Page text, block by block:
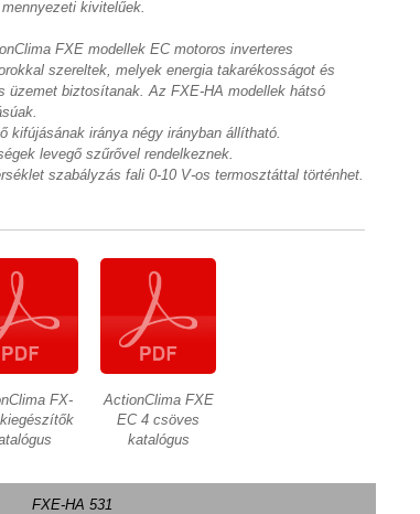
kivitelűek.
FXE modellek EC motoros inverteres
szereltek, melyek energia takarékosságot és
üzemet biztosítanak. Az FXE-HA modellek hátsó
kifújásának iránya négy irányban állítható.
levegő szűrővel rendelkeznek.
szabályzás fali 0-10 V-os termosztáttal történhet.
FX-
ActionClima FXE
EC 4 csöves
katalógus
FXE-HA 531